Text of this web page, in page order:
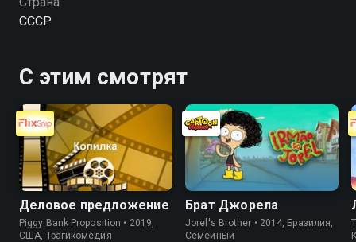
СССР
С этим смотрят
Деловое предложение
Piggy Bank Proposition • 2019,
США, Трагикомедия
Брат Джорела
Jorel's Brother • 2014, Бразилия,
Cемейный